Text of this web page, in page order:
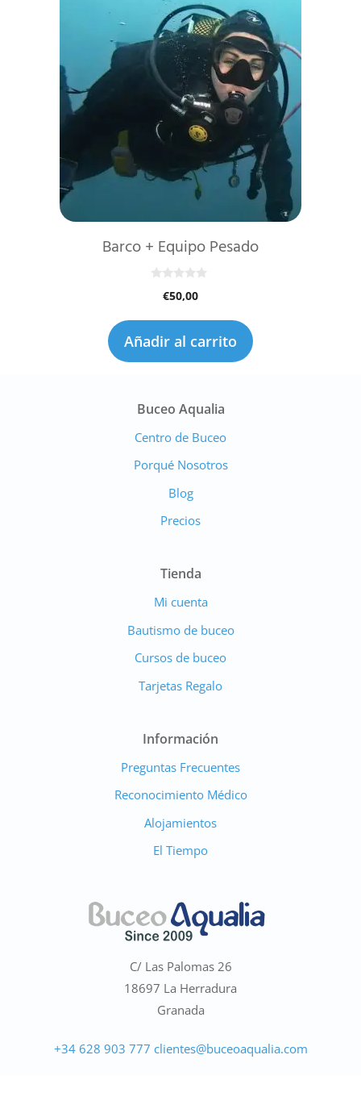
Barco + Equipo Pesado
5
€50,00
Añadir al carrito
Buceo Aqualia
Centro de Buceo
Porqué Nosotros
Blog
Precios
Tienda
Mi cuenta
Bautismo de buceo
Cursos de buceo
Tarjetas Regalo
Información
Preguntas Frecuentes
Reconocimiento Médico
Alojamientos
El Tiempo
C/ Las Palomas 26
18697 La Herradura
Granada
+34 628 903 777 clientes@buceoaqualia.com
Marino
En línea · Asistente de Buceo Aqualia